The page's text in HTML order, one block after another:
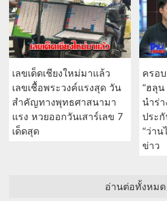
เลขเด็ดเชียงใหม่มาแล้ว
เลขเชื้อพระวงค์แรงสุด วัน
สำคัญทางพุทธศาสนามา
แรง หวยออกวันเสาร์เลข 7
เด็ดสุด
ครอ
“ฮลุน
นำร่
ประ
“ว่าน
ข่าว
อ่านต่อทั้งหมด